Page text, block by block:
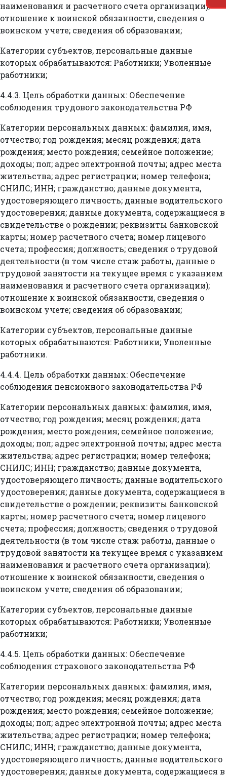
наименования и расчетного счета организации);
отношение к воинской обязанности, сведения о
воинском учете; сведения об образовании;
Категории субъектов, персональные данные
которых обрабатываются: Работники; Уволенные
работники;
4.4.3. Цель обработки данных: Обеспечение
соблюдения трудового законодательства РФ
Категории персональных данных: фамилия, имя,
отчество; год рождения; месяц рождения; дата
рождения; место рождения; семейное положение;
доходы; пол; адрес электронной почты; адрес места
жительства; адрес регистрации; номер телефона;
СНИЛС; ИНН; гражданство; данные документа,
удостоверяющего личность; данные водительского
удостоверения; данные документа, содержащиеся в
свидетельстве о рождении; реквизиты банковской
карты; номер расчетного счета; номер лицевого
счета; профессия; должность; сведения о трудовой
деятельности (в том числе стаж работы, данные о
трудовой занятости на текущее время с указанием
наименования и расчетного счета организации);
отношение к воинской обязанности, сведения о
воинском учете; сведения об образовании;
Категории субъектов, персональные данные
которых обрабатываются: Работники; Уволенные
работники.
4.4.4. Цель обработки данных: Обеспечение
соблюдения пенсионного законодательства РФ
Категории персональных данных: фамилия, имя,
отчество; год рождения; месяц рождения; дата
рождения; место рождения; семейное положение;
доходы; пол; адрес электронной почты; адрес места
жительства; адрес регистрации; номер телефона;
СНИЛС; ИНН; гражданство; данные документа,
удостоверяющего личность; данные водительского
удостоверения; данные документа, содержащиеся в
свидетельстве о рождении; реквизиты банковской
карты; номер расчетного счета; номер лицевого
счета; профессия; должность; сведения о трудовой
деятельности (в том числе стаж работы, данные о
трудовой занятости на текущее время с указанием
наименования и расчетного счета организации);
отношение к воинской обязанности, сведения о
воинском учете; сведения об образовании;
Категории субъектов, персональные данные
которых обрабатываются: Работники; Уволенные
работники;
4.4.5. Цель обработки данных: Обеспечение
соблюдения страхового законодательства РФ
Категории персональных данных: фамилия, имя,
отчество; год рождения; месяц рождения; дата
рождения; место рождения; семейное положение;
доходы; пол; адрес электронной почты; адрес места
жительства; адрес регистрации; номер телефона;
СНИЛС; ИНН; гражданство; данные документа,
удостоверяющего личность; данные водительского
удостоверения; данные документа, содержащиеся в